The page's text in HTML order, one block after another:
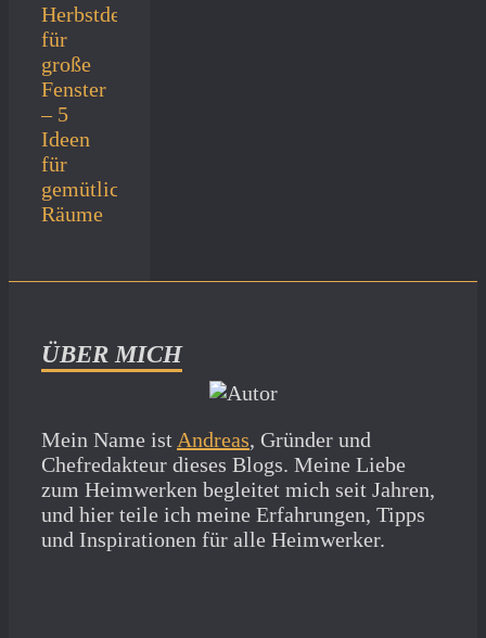
Herbstdeko
für
große
Fenster
– 5
Ideen
für
gemütliche
Räume
ÜBER MICH
Mein Name ist Andreas, Gründer und
Chefredakteur dieses Blogs. Meine Liebe
zum Heimwerken begleitet mich seit Jahren,
und hier teile ich meine Erfahrungen, Tipps
und Inspirationen für alle Heimwerker.